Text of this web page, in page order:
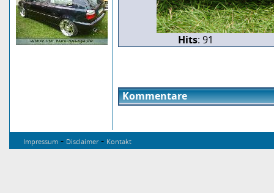
Hits: 91
Kommentare
Impressum - Disclaimer- Kontakt